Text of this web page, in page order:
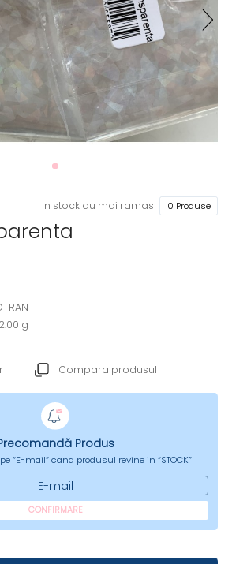
In stock au mai ramas 0 Produse
2.00 g
Compara produsul
Produs
“E-mail” cand produsul revine in “STOCK”
E-mail
CONFIRMARE